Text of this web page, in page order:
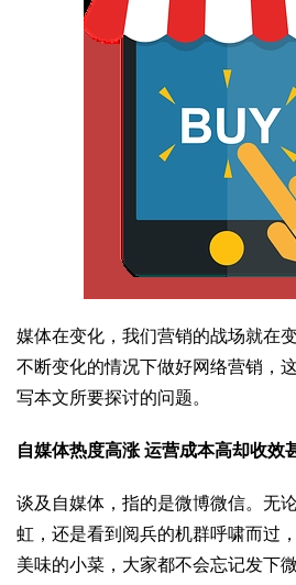
媒体在变化，我们营销的战场就在
不断变化的情况下做好网络营销，
写本文所要探讨的问题。
自媒体热度高涨 运营成本高却收效
谈及自媒体，指的是微博微信。无
虹，还是看到阅兵的机群呼啸而过
美味的小菜，大家都不会忘记发下